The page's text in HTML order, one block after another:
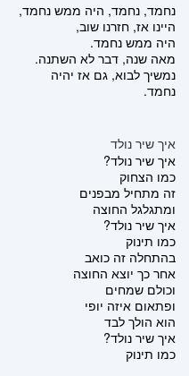
נחמד, נחמד, היה ממש נחמד,
היינו אז, חזרנו שוב,
היה ממש נחמד.
מאה שנה, דבר לא השתנה.
נמשיך לבוא, גם אז יהיה
נחמד.
איך שיר נולד
איך שיר נולד?
כמו הצחוק
זה מתחיל מבפנים
ומתגלגל החוצה
איך שיר נולד?
כמו תינוק
בהתחלה זה כואב
אחר כך יוצא החוצה
וכולם שמחים
ופתאום איזה יופי
הוא הולך לבד
איך שיר נולד?
כמו תינוק